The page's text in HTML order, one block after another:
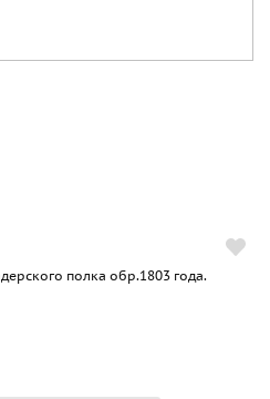
полка обр.1803 года.